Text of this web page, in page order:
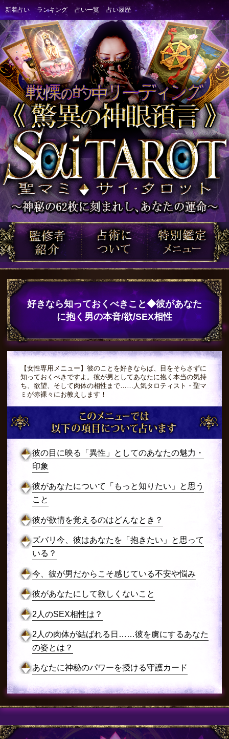
好きなら知っておくべきこと◆彼があなた
に抱く男の本音/欲/SEX相性
【女性専用メニュー】彼のことを好きならば、目をそらさずに
知っておくべきですよ。彼が男としてあなたに抱く本当の気持
ち、欲望、そして肉体の相性まで……人気タロティスト・聖マ
ミが赤裸々にお教えします！
彼の目に映る「異性」としてのあなたの魅力・
印象
彼があなたについて「もっと知りたい」と思う
こと
彼が欲情を覚えるのはどんなとき？
ズバリ今、彼はあなたを「抱きたい」と思って
いる？
今、彼が男だからこそ感じている不安や悩み
彼があなたにして欲しくないこと
2人のSEX相性は？
2人の肉体が結ばれる日……彼を虜にするあなた
の姿とは？
あなたに神秘のパワーを授ける守護カード